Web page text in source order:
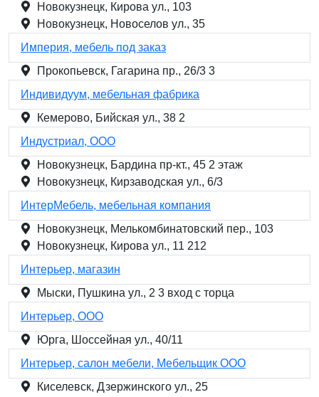
Новокузнецк, Кирова ул., 103
Новокузнецк, Новоселов ул., 35
Империя, мебель под заказ
Прокопьевск, Гагарина пр., 26/3 3
Индивидуум, мебельная фабрика
Кемерово, Бийская ул., 38 2
Индустриал, ООО
Новокузнецк, Бардина пр-кт., 45 2 этаж
Новокузнецк, Кирзаводская ул., 6/3
ИнтерМебель, мебельная компания
Новокузнецк, Мелькомбинатовский пер., 103
Новокузнецк, Кирова ул., 11 212
Интерьер, магазин
Мыски, Пушкина ул., 2 3 вход с торца
Интерьер, ООО
Юрга, Шоссейная ул., 40/11
Интерьер, салон мебели, Мебельщик ООО
Киселевск, Дзержинского ул., 25